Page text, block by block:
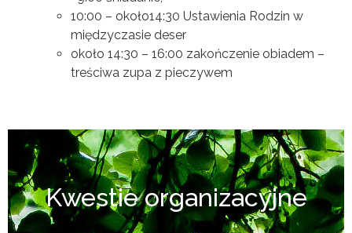
10:00 – około14:30 Ustawienia Rodzin w
międzyczasie deser
około 14:30 – 16:00 zakończenie obiadem –
treściwa zupa z pieczywem
Kwestie organizacyjne